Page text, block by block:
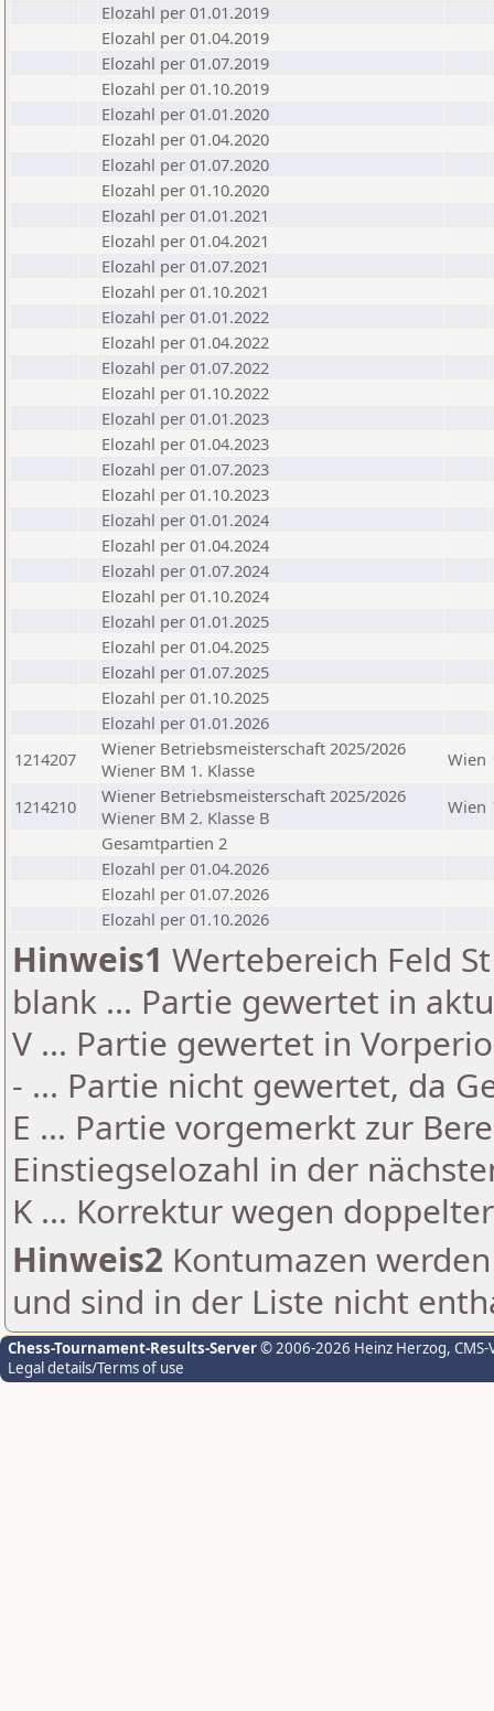
Elozahl per 01.01.2019
Elozahl per 01.04.2019
Elozahl per 01.07.2019
Elozahl per 01.10.2019
Elozahl per 01.01.2020
Elozahl per 01.04.2020
Elozahl per 01.07.2020
Elozahl per 01.10.2020
Elozahl per 01.01.2021
Elozahl per 01.04.2021
Elozahl per 01.07.2021
Elozahl per 01.10.2021
Elozahl per 01.01.2022
Elozahl per 01.04.2022
Elozahl per 01.07.2022
Elozahl per 01.10.2022
Elozahl per 01.01.2023
Elozahl per 01.04.2023
Elozahl per 01.07.2023
Elozahl per 01.10.2023
Elozahl per 01.01.2024
Elozahl per 01.04.2024
Elozahl per 01.07.2024
Elozahl per 01.10.2024
Elozahl per 01.01.2025
Elozahl per 01.04.2025
Elozahl per 01.07.2025
Elozahl per 01.10.2025
Elozahl per 01.01.2026
1214207
Wiener Betriebsmeisterschaft 2025/2026
Wiener BM 1. Klasse
Wien
1214210
Wiener Betriebsmeisterschaft 2025/2026
Wiener BM 2. Klasse B
Wien
Gesamtpartien 2
Elozahl per 01.04.2026
Elozahl per 01.07.2026
Elozahl per 01.10.2026
Hinweis1 Wertebereich Feld
blank ... Partie gewertet in
V ... Partie gewertet in
- ... Partie nicht gewertet, da
E ... Partie vorgemerkt zur
Einstiegselozahl in der
K ... Korrektur wegen
Hinweis2 Kontumazen
und sind in der Liste nicht
Chess-Tournament-Results-Server© 2006-2026 Heinz Herzog,
Legal details/Terms of use